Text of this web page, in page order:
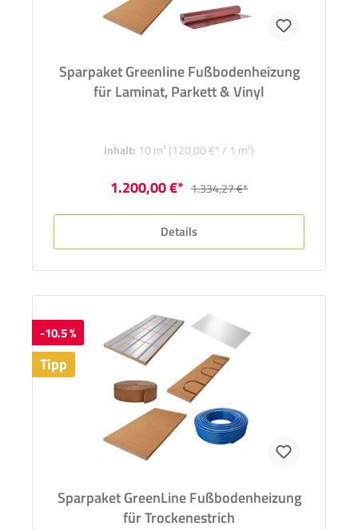
Sparpaket Greenline Fußbodenheizung
für Laminat, Parkett & Vinyl
Inhalt: 10 m² (120,00 €* / 1 m²)
1.200,00 €* 1.334,27 €*
Details
-10.5 %
Tipp
Sparpaket GreenLine Fußbodenheizung
für Trockenestrich